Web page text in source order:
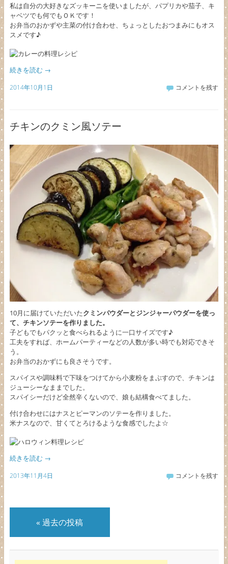
私は自分の大好きなズッキーニを使いましたが、パプリカや茄子、キ
ャベツでも何でもＯＫです！
お弁当のおかずや主菜の付け合わせ、ちょっとしたおつまみにもオス
スメです♪
続きを読む →
2014年10月1日 コメントを残す
チキンのクミン風ソテー
10月に届けていただいたクミンパウダーとジンジャーパウダーを使っ
て、チキンソテーを作りました。
子どもでもパクッと食べられるように一口サイズです♪
工夫をすれば、ホームパーティーなどの人数が多い時でも対応できそ
う。
お弁当のおかずにも良さそうです。
スパイスや調味料で下味をつけてから小麦粉をまぶすので、チキンは
ジューシーなままでした。
スパイシーだけど全然辛くないので、娘も結構食べてました。
付け合わせにはナスとピーマンのソテーを作りました。
米ナスなので、甘くてとろけるような食感でしたよ☆
続きを読む →
2013年11月4日 コメントを残す
« 過去の投稿